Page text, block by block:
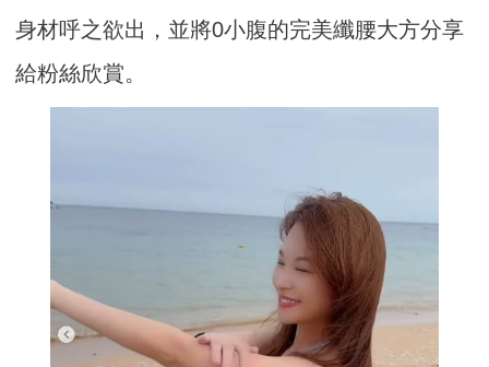
身材呼之欲出，並將0小腹的完美纖腰大方分享
給粉絲欣賞。